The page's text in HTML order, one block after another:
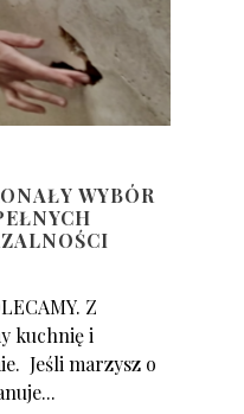
WYBÓR
Z
kuchnię i
Jeśli marzysz o